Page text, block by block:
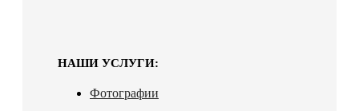
НАШИ УСЛУГИ:
Фотографии